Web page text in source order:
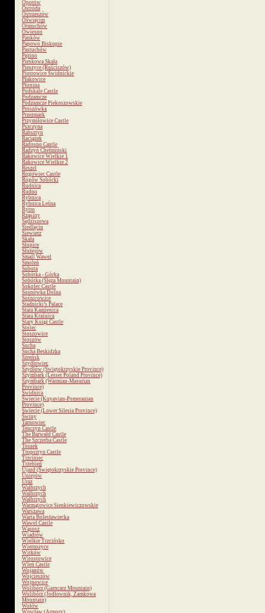
Oporów
Ostróda
Ostrzeszów
Oświęcim
Otmuchów
Owiesno
Panków
Papowo Biskupie
Pastuchów
Pęzino
Pieskowa Skała
Pieszyce (Rościszów)
Piotrowice Świdnickie
Płakowice
Płonina
Podskale Castle
Podzamcze
Podzamcze Piekoszowskie
Proszówka
Przezmark
Przymiłowice Castle
Pszczyna
Rabsztyn
Raciążek
Radosno Castle
Radzyń Chełmiński
Rakowice Wielkie 1
Rakowice Wielkie 2
Reszel
Rogowiec Castle
Rogów Sobócki
Rudnica
Rudno
Rybnica
Rybnica Leśna
Rytro
Rząsiny
Sędziszowa
Siedlęcin
Siewierz
Skała
Słupice
Służejów
Small Wawel
Smoleń
Sobota
Sobótka - Górka
Sobótka (Ślęża Mountain)
Sokolec Castle
Sosnówka Dolna
Sośnicowice
Stadnicki’s Palace
Stara Kamienica
Stara Kraśnica
Stary Książ Castle
Stolec
Stoszowice
Stoszów
Sucha
Sucha Beskidzka
Szreńsk
Szydłowiec
Szydłów (Świętokrzyskie Province)
Szymbark (Lesser Poland Province)
Szymbark (Warmian-Masurian
Province)
Świdnica
Świecie (Kuyavian-Pomeranian
Province)
Świecie (Lower Silesia Province)
Świny
Tarnowiec
Tenczyn Castle
The Barwałd Castle
The Szczerba Castle
Toszek
Tropsztyn Castle
Trzciniec
Trzebień
Ujazd (Świętokrzyskie Province)
Uniejów
Uraz
Wałbrzych
Wałbrzych
Wałbrzych
Warmątowice Sienkiewiczowskie
Warszawa
Warta Bolesławiecka
Wawel Castle
Wąsosz
Wiadrów
Wielkie Trzcińsko
Wieruszyce
Witków
Witostowice
Wleń Castle
Wojanów
Wojcieszów
Wojnowice
Wolibórz (Garncarz Mountain)
Wolibórz (Jodłownik, Zamkowa
Mountain)
Wołów
Wrocław (Armory)